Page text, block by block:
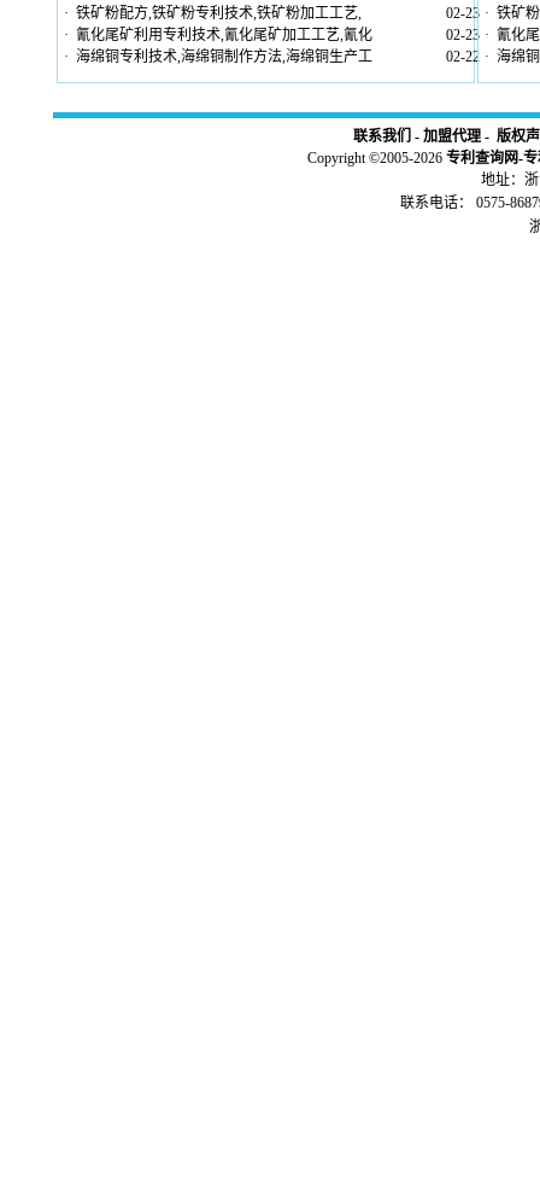
· 铁矿粉配方,铁矿粉专利技术,铁矿粉加工工艺,
02-23
· 氰化尾矿利用专利技术,氰化尾矿加工工艺,氰化
02-23
· 海绵铜专利技术,海绵铜制作方法,海绵铜生产工 02-22
· 铁矿
· 氰化
· 海绵
联系我们 - 加盟代理- 版权
Copyright ©2005-2026 专利查询网-
地址：
联系电话： 0575-